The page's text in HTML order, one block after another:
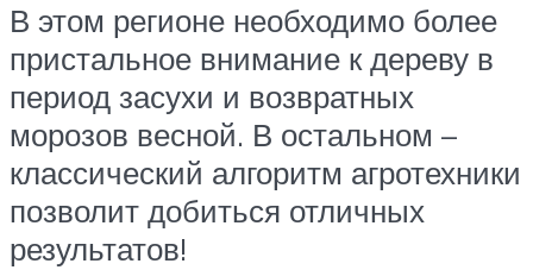
В этом регионе необходимо более
пристальное внимание к дереву в
период засухи и возвратных
морозов весной. В остальном –
классический алгоритм агротехники
позволит добиться отличных
результатов!